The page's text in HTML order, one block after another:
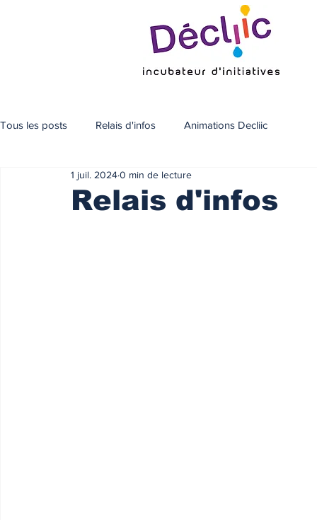
Tous les posts Relais d'infos Animations Decliic
Relais d'infos
1 juil. 20240 min de lecture